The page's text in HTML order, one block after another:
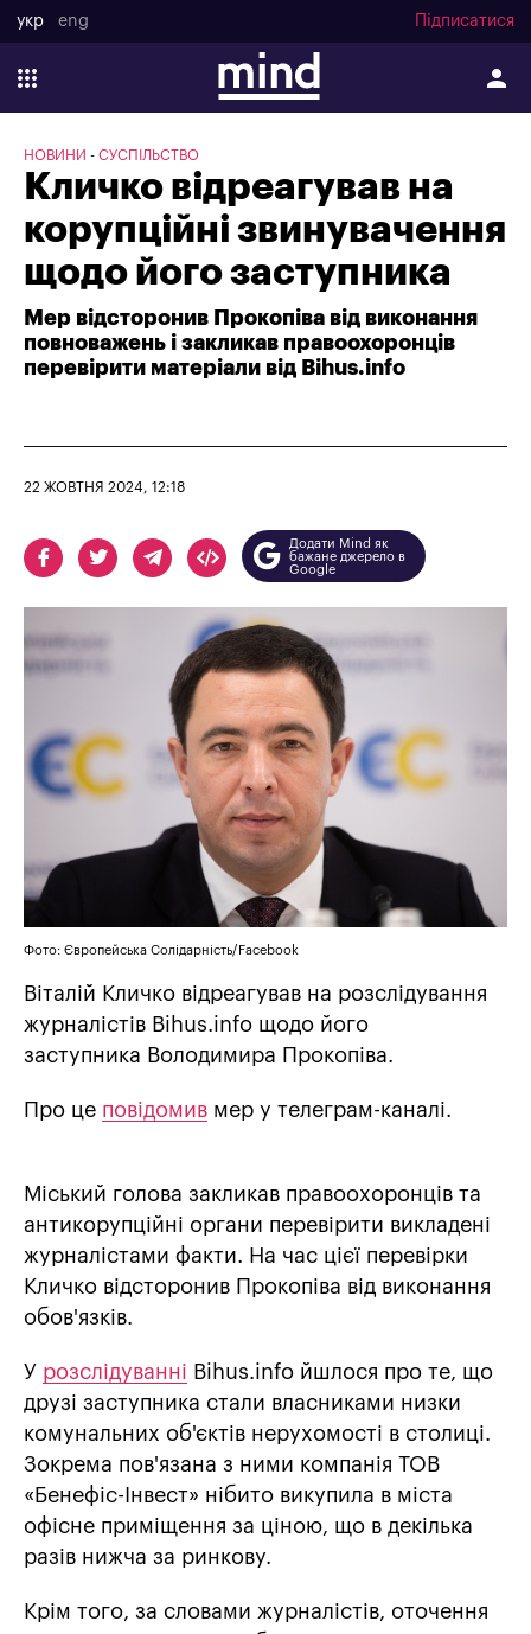
укр eng Підписатися
НОВИНИ СУСПІЛЬСТВО
Кличко відреагував на
корупційні звинувачення
щодо його заступника
Мер відсторонив Прокопіва від виконання
повноважень і закликав правоохоронців
перевірити матеріали від Bihus.info
22 ЖОВТНЯ 2024, 12:18
Додати Mind як
бажане джерело в
Google
Фото: Європейська Солідарність/Facebook
Віталій Кличко відреагував на розслідування
журналістів Bihus.info щодо його
заступника Володимира Прокопіва.
Про це повідомив мер у телеграм-каналі.
Міський голова закликав правоохоронців та
антикорупційні органи перевірити викладені
журналістами факти. На час цієї перевірки
Кличко відсторонив Прокопіва від виконання
обов'язків.
У розслідуванні Bihus.info йшлося про те, що
друзі заступника стали власниками низки
комунальних об'єктів нерухомості в столиці.
Зокрема пов'язана з ними компанія ТОВ
«Бенефіс-Інвест» нібито викупила в міста
офісне приміщення за ціною, що в декілька
разів нижча за ринкову.
Крім того, за словами журналістів, оточення